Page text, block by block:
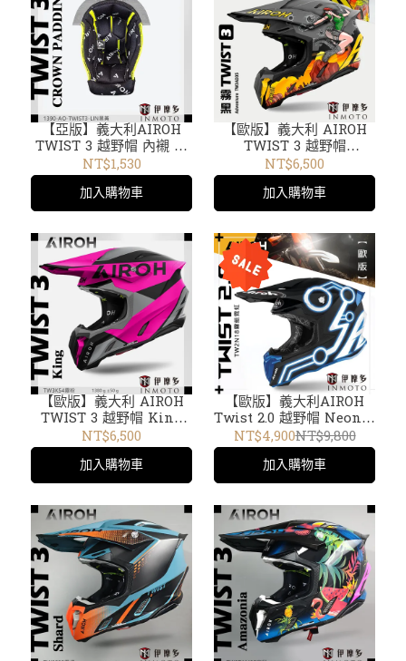
【亞版】義大利AIROH
TWIST 3 越野帽 內襯 頭
頂 兩頰 零件1390-AO-
TWIST3-LIN黑黃
NT$1,530
加入購物車
【歐版】義大利 AIROH
TWIST 3 越野帽
Adventure TW3AD35霧
黑 女槍手
NT$6,500
加入購物車
【歐版】義大利 AIROH
TWIST 3 越野帽 King
TW3K54 霧粉
NT$6,500
加入購物車
【歐版】義大利AIROH
Twist 2.0 越野帽 Neon霧
藍霓虹 TW2N18
NT$4,900NT$9,800
加入購物車